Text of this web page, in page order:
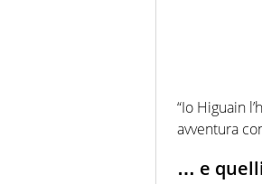
“Io Higuain
avventura
… e